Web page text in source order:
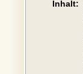
Inhalt: